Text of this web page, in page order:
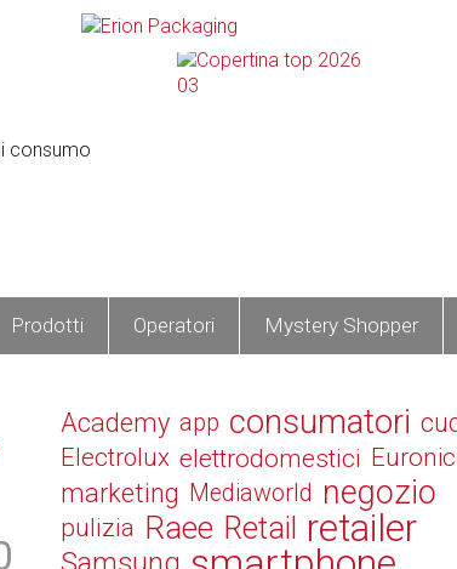
Prodotti Operatori Mystery Shopper
Academy app consumatori
Electrolux elettrodomestici
marketing Mediaworld negozio
pulizia Raee Retail retailer